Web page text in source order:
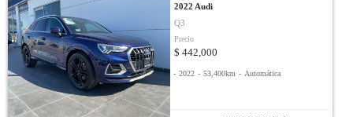
2022 Audi
Q3
Precio
$ 442,000
- 2022 - 53,400km - Automática